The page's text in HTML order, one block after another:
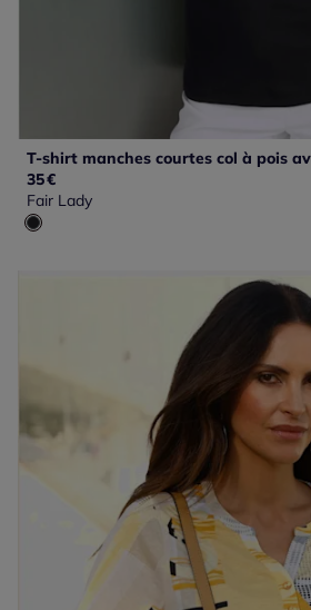
T-shirt manches courtes col à pois
35€
Fair Lady